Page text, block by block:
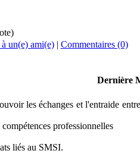
un(e) ami(e)| Commentaires (0)
Dernière
les échanges et l'entraide
professionnelles
liés au SMSI.